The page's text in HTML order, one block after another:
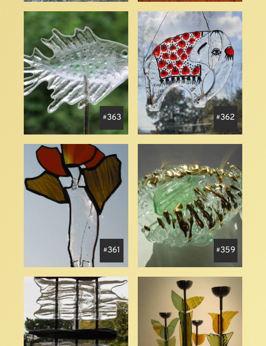
363 362
361 359